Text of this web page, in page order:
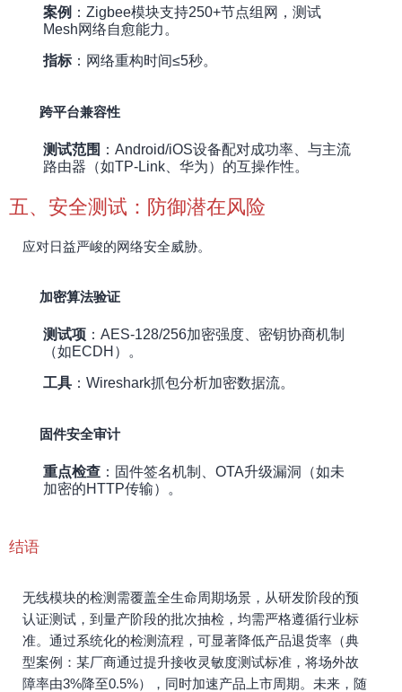
案例 ：Zigbee模块支持250+节点组网，测试
Mesh网络自愈能力。
指标：网络重构时间≤5秒。
跨平台兼容性
测试范围 ：Android/iOS设备配对成功率、与主流
路由器（如TP-Link、华为）的互操作性。
五、安全测试：防御潜在风险
应对日益严峻的网络安全威胁。
加密算法验证
测试项 ：AES-128/256加密强度、密钥协商机制
（如ECDH）。
工具 ：Wireshark抓包分析加密数据流。
固件安全审计
重点检查 ：固件签名机制、OTA升级漏洞（如未
加密的HTTP传输）。
结语
无线模块的检测需覆盖全生命周期场景，从研发阶段的预
认证测试，到量产阶段的批次抽检，均需严格遵循行业标
准。通过系统化的检测流程，可显著降低产品退货率（典
型案例：某厂商通过提升接收灵敏度测试标准，将场外故
障率由3%降至0.5%），同时加速产品上市周期。未来，随